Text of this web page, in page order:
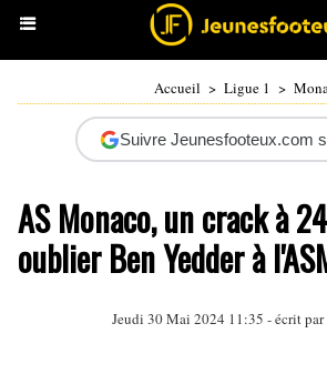
Accueil > Ligue 1 >
Suivre Jeunesfooteux.com
AS Monaco, un crack à
oublier Ben Yedder à
Jeudi 30 Mai 2024 11:35 - écrit par